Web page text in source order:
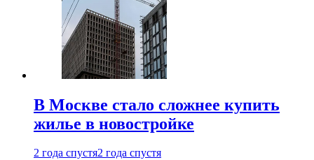
В Москве стало сложнее купить
жилье в новостройке
2 года спустя2 года спустя